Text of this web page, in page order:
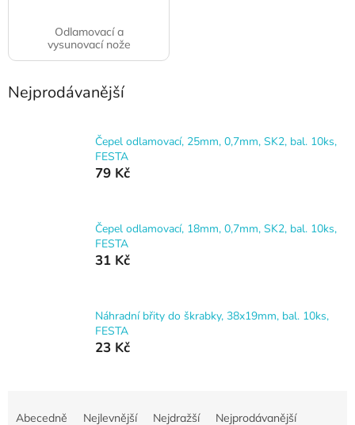
Odlamovací a
vysunovací nože
Nejprodávanější
Čepel odlamovací, 25mm, 0,7mm, SK2, bal. 10ks,
FESTA
79 Kč
Čepel odlamovací, 18mm, 0,7mm, SK2, bal. 10ks,
FESTA
31 Kč
Náhradní břity do škrabky, 38x19mm, bal. 10ks,
FESTA
23 Kč
Abecedně Nejlevnější Nejdražší Nejprodávanější